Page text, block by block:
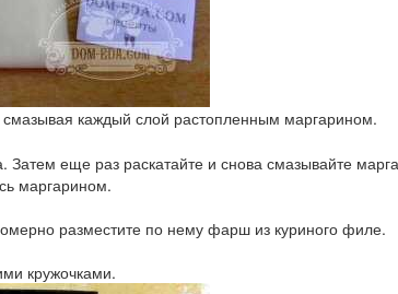
каждый слой растопленным маргарином.
еще раз раскатайте и снова смазывайте
маргарином.
разместите по нему фарш из куриного филе.
кружочками.